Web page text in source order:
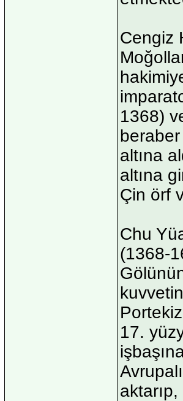
Cengiz
1368)
altına
altına
Çin örf
Chu
(1368-
17.